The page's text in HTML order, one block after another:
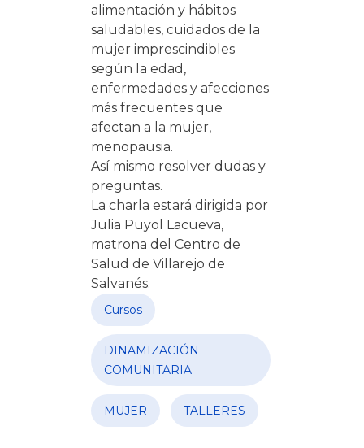
alimentación y hábitos
saludables, cuidados de la
mujer imprescindibles
según la edad,
enfermedades y afecciones
más frecuentes que
afectan a la mujer,
menopausia.
Así mismo resolver dudas y
preguntas.
La charla estará dirigida por
Julia Puyol Lacueva,
matrona del Centro de
Salud de Villarejo de
Salvanés.
Cursos
DINAMIZACIÓN
COMUNITARIA
MUJER TALLERES